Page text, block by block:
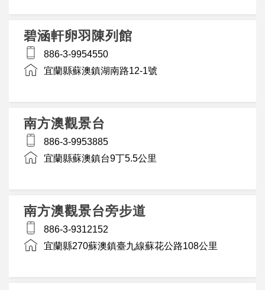
碧涵軒卵羽陳列館
886-3-9954550
宜蘭縣蘇澳鎮湖南路12-1號
南方澳觀景台
886-3-9953885
宜蘭縣蘇澳鎮台9丁5.5公里
南方澳觀景台旁步道
886-3-9312152
宜蘭縣270蘇澳鎮臺九線蘇花公路108公里